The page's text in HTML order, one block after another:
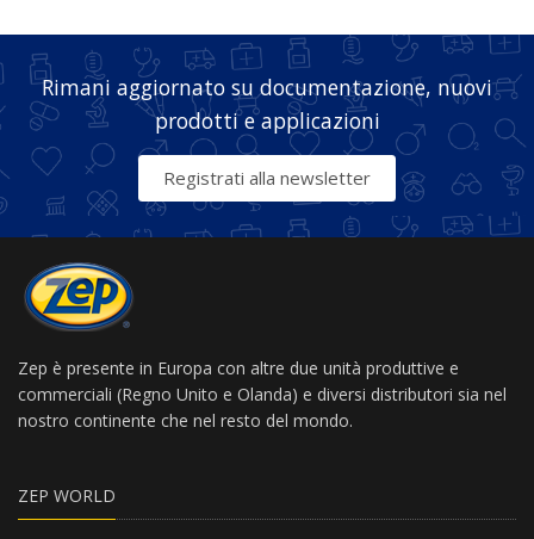
Rimani aggiornato su documentazione, nuovi
prodotti e applicazioni
Registrati alla newsletter
Zep è presente in Europa con altre due unità produttive e
commerciali (Regno Unito e Olanda) e diversi distributori sia nel
nostro continente che nel resto del mondo.
ZEP WORLD